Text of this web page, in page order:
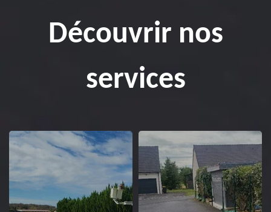
Découvrir nos
services